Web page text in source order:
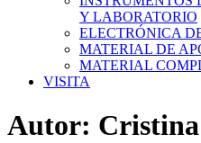
Y LABORATORIO
ELECTRÓNICA
MATERIAL DE
MATERIAL
VISITA
Autor: